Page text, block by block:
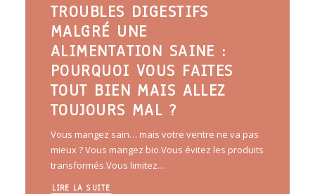
TROUBLES DIGESTIFS
MALGRÉ UNE
ALIMENTATION SAINE :
POURQUOI VOUS FAITES
TOUT BIEN MAIS ALLEZ
TOUJOURS MAL ?
Vous mangez sain… mais votre ventre ne va pas
mieux ? Vous mangez bio.Vous évitez les produits
transformés.Vous limitez…
LIRE LA SUITE